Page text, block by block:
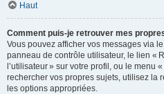
Haut
Comment puis-je retrouver mes
Vous pouvez afficher vos messages via
panneau de contrôle utilisateur, le lien «
l’utilisateur » sur votre profil, ou le menu
rechercher vos propres sujets, utilisez la
les options appropriées.